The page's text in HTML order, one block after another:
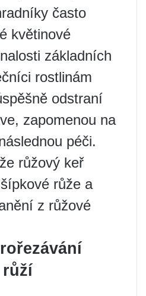
často
květinové
základních
rostlinám
odstraní
zapomenou na
péči.
růžový keř
růže a
z růžové
růží